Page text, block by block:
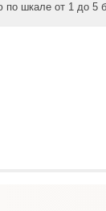
по шкале от 1 до 5